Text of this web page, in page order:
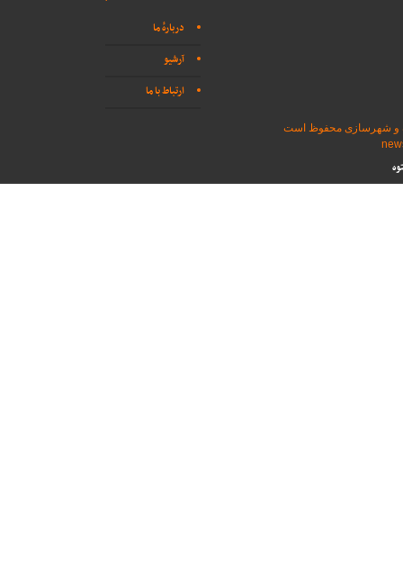
دربارهٔ ما
آرشیو
ارتباط با ما
و شهرسازی محفوظ است